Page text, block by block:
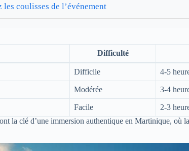
coulisses de l’événement
Difficulté
Difficile 4-5
Modérée 3-4
Facile 2-3
la clé d’une immersion authentique en Martinique, où